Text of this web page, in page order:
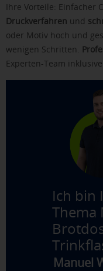
Ihre Vorteile: Einfacher
Druckverfahren und
oder Motiv hoch und
wenigen Schritten.
Experten-Team inklusive.
Ich bin
Thema
Manuel